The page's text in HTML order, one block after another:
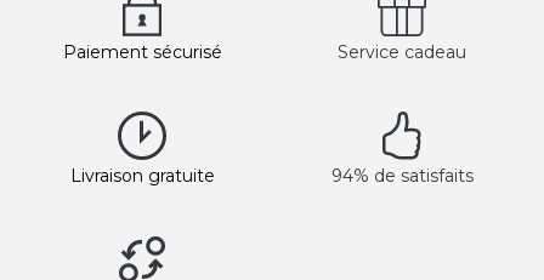
Paiement sécurisé Service cadeau
Livraison gratuite 94% de satisfaits